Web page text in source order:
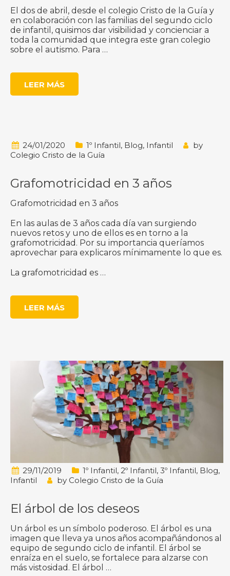
El dos de abril, desde el colegio Cristo de la Guía y
en colaboración con las familias del segundo ciclo
de infantil, quisimos dar visibilidad y concienciar a
toda la comunidad que integra este gran colegio
sobre el autismo. Para …
LEER MÁS
24/01/2020 1º Infantil, Blog, Infantil
by
Colegio Cristo de la Guía
Grafomotricidad en 3 años
Grafomotricidad en 3 años
En las aulas de 3 años cada día van surgiendo
nuevos retos y uno de ellos es en torno a la
grafomotricidad. Por su importancia queríamos
aprovechar para explicaros mínimamente lo que es.
La grafomotricidad es …
LEER MÁS
29/11/2019 1º Infantil, 2º Infantil, 3º Infantil, Blog,
Infantil
by Colegio Cristo de la Guía
El árbol de los deseos
Un árbol es un símbolo poderoso. El árbol es una
imagen que lleva ya unos años acompañándonos al
equipo de segundo ciclo de infantil. El árbol se
enraíza en el suelo, se fortalece para alzarse con
más vistosidad. El árbol …